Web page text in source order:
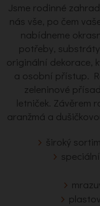
Jsme rodinné
nás vše, po čem
nabídneme
potřeby,
originální dekorace,
a osobní přístup.
zeleninové
letniček. Závěrem
aranžmá a
široký